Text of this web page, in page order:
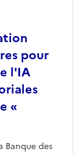
pour
l'IA
«
Banque des